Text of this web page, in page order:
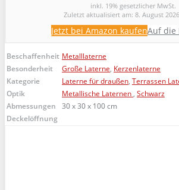
inkl. 19% gesetzlicher MwSt.
Zuletzt aktualisiert am: 8. August
Jetzt bei Amazon kaufenAuf die
Beschaffenheit Metalllaterne
Besonderheit
Große Laterne, Kerzenlaterne
Kategorie
Laterne für draußen, Terrassen
Optik
Metallische Laternen , Schwarz
Abmessungen
30 x 30 x 100 cm
Deckelöffnung